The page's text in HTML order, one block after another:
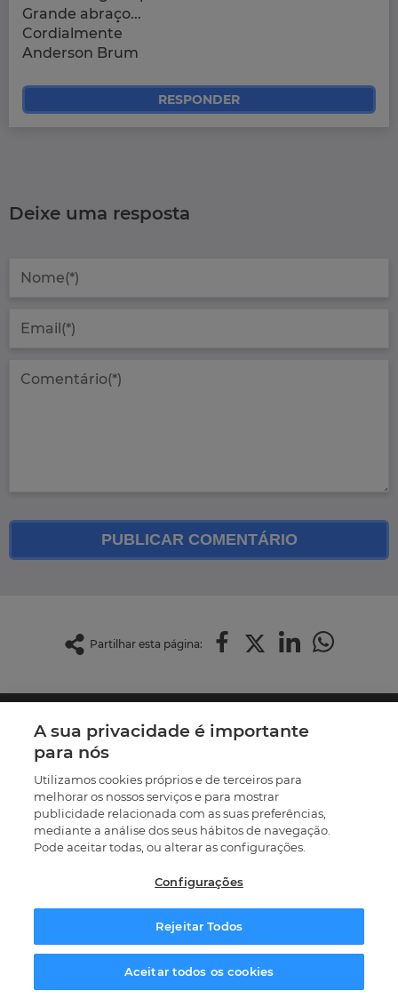
Grande abraço...
Cordialmente
Anderson Brum
RESPONDER
Deixe uma resposta
PUBLICAR COMENTÁRIO
Partilhar esta página:
A Master D é uma empresa de formação profissional com
mais de 30 anos de experiência. Temos um firme
propósito, fazer com que os nossos mais de 60.000
formandos a nível global atinjam as suas metas através de
218 700 701
Contacte-nos Solicitar informação
A sua privacidade é importante
para nós
Utilizamos cookies próprios e de terceiros para
melhorar os nossos serviços e para mostrar
publicidade relacionada com as suas preferências,
mediante a análise dos seus hábitos de navegação.
Pode aceitar todas, ou alterar as configurações.
Configurações
Rejeitar Todos
Aceitar todos os cookies